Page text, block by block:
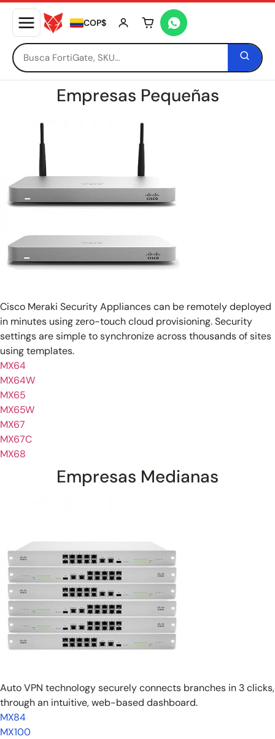
COP$ Tu carrito está vacío
Empresas Pequeñas
Cisco Meraki Security Appliances can be remotely deployed
in minutes using zero-touch cloud provisioning. Security
settings are simple to synchronize across thousands of sites
using templates.
MX64
MX64W
MX65
MX65W
MX67
MX67C
MX68
Empresas Medianas
Auto VPN technology securely connects branches in 3 clicks,
through an intuitive, web-based dashboard.
MX84
MX100